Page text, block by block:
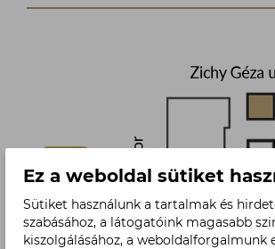
Ez a weboldal sütiket
Sütiket használunk a tartalmak és
szabásához, a látogatóink magasabb
kiszolgálásához, a weboldalforgalmunk